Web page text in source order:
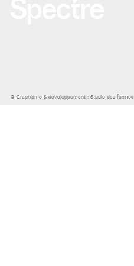
© Graphisme & développement :Studio des formes